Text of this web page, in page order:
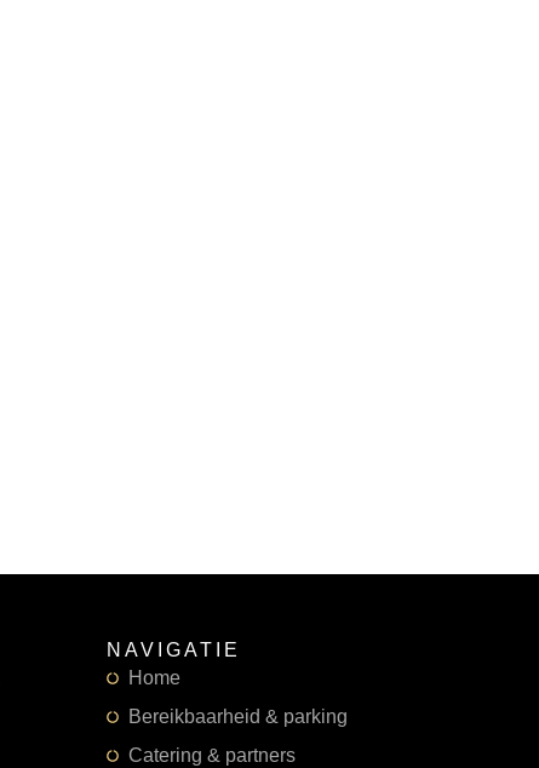
NAVIGATIE
Home
Bereikbaarheid & parking
Catering & partners